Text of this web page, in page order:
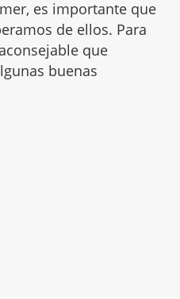
es importante que
de ellos. Para
que
buenas